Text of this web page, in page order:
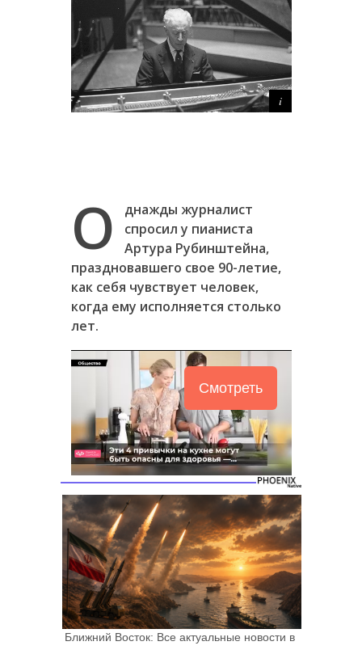
О
днажды журналист
спросил у пианиста
Артура Рубинштейна,
праздновавшего свое 90-летие,
как себя чувствует человек,
когда ему исполняется столько
лет.
Смотреть
Ближний Восток: Все актуальные новости в